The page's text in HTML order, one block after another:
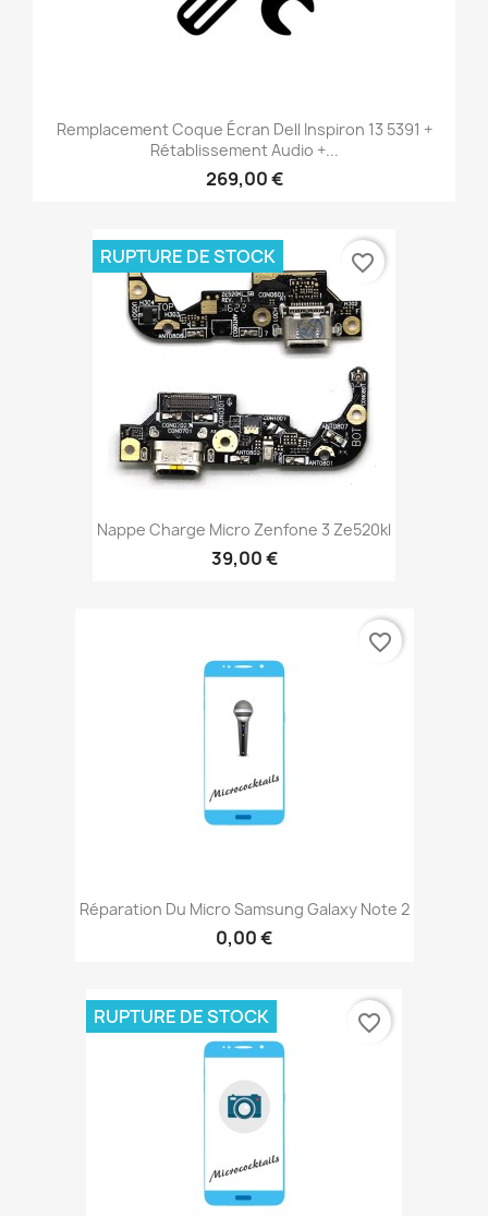
Remplacement Coque Écran Dell Inspiron 13 5391 +
Rétablissement Audio +...
269,00 €
Nappe Charge Micro Zenfone 3 Ze520kl
39,00 €
RUPTURE DE STOCK favorite_border
Réparation Du Micro Samsung Galaxy Note 2
0,00 €
favorite_border
RUPTURE DE STOCK favorite_border